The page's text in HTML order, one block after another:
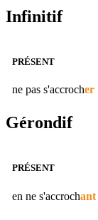
Infinitif
PRÉSENT
ne pas s'accrocher
Gérondif
PRÉSENT
en ne s'accrochant